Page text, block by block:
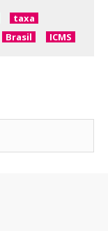
taxa
Brasil ICMS